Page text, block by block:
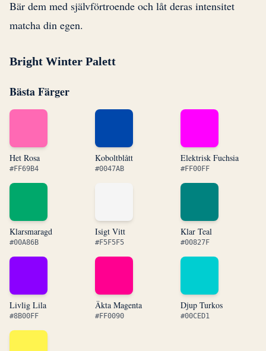
Bär dem med självförtroende och låt deras intensitet
matcha din egen.
Bright Winter Palett
Bästa Färger
Het Rosa
#FF69B4
Koboltblått
#0047AB
Elektrisk Fuchsia
#FF00FF
Klarsmaragd
#00A86B
Isigt Vitt
#F5F5F5
Klar Teal
#00827F
Livlig Lila
#8B00FF
Äkta Magenta
#FF0090
Djup Turkos
#00CED1